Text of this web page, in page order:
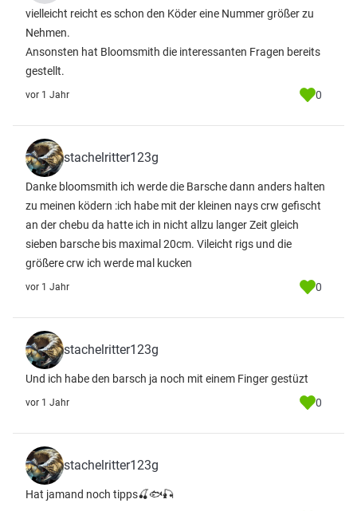
vielleicht reicht es schon den Köder eine Nummer größer zu
Nehmen.
Ansonsten hat Bloomsmith die interessanten Fragen bereits
gestellt.
vor 1 Jahr 0
stachelritter123g
Danke bloomsmith ich werde die Barsche dann anders halten
zu meinen ködern :ich habe mit der kleinen nays crw gefischt
an der chebu da hatte ich in nicht allzu langer Zeit gleich
sieben barsche bis maximal 20cm. Vileicht rigs und die
größere crw ich werde mal kucken
vor 1 Jahr 0
stachelritter123g
Und ich habe den barsch ja noch mit einem Finger gestüzt
vor 1 Jahr 0
stachelritter123g
Hat jamand noch tipps🍒🐟🎣